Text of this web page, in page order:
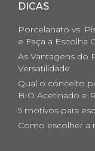
opens
new
window
opens
in
new
window
new
window
DICAS
Porcelanato vs.
e Faça a Escolha
As Vantagens do
Versatilidade
Qual o conceito
BIO Acetinado e
5 motivos para
Como escolher a